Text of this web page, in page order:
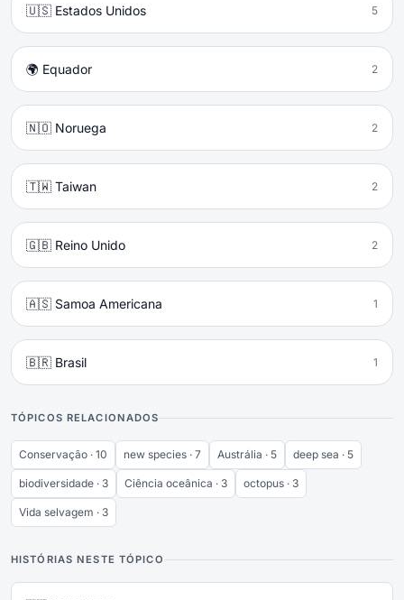
🇺🇸 Estados Unidos 5
🌍 Equador 2
🇳🇴 Noruega 2
🇹🇼 Taiwan 2
🇬🇧 Reino Unido 2
🇦🇸 Samoa Americana 1
🇧🇷 Brasil 1
TÓPICOS RELACIONADOS
Conservação · 10 new species · 7 Austrália · 5 deep sea · 5
biodiversidade · 3 Ciência oceânica · 3 octopus · 3
Vida selvagem · 3
HISTÓRIAS NESTE TÓPICO